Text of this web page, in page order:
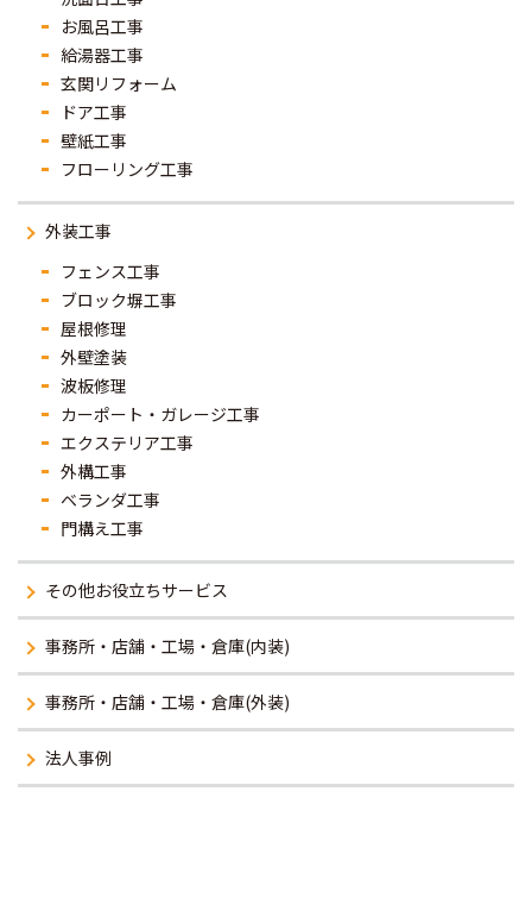
お風呂工事
給湯器工事
玄関リフォーム
ドア工事
壁紙工事
フローリング工事
外装工事
フェンス工事
ブロック塀工事
屋根修理
外壁塗装
波板修理
カーポート・ガレージ工事
エクステリア工事
外構工事
ベランダ工事
門構え工事
その他お役立ちサービス
事務所・店舗・工場・倉庫(内装)
事務所・店舗・工場・倉庫(外装)
法人事例